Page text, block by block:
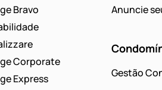
Bravo
Corporate
Express
Anuncie
Gestão